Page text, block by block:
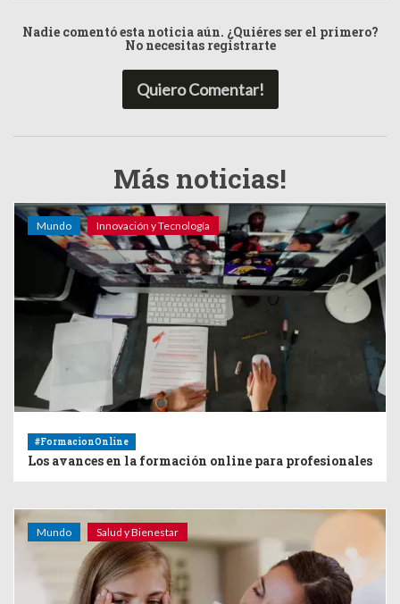
Nadie comentó esta noticia aún. ¿Quiéres ser el primero?
No necesitas registrarte
Quiero Comentar!
Más noticias!
Mundo Innovación y Tecnología
#FormacionOnline
Los avances en la formación online para profesionales
Mundo Salud y Bienestar